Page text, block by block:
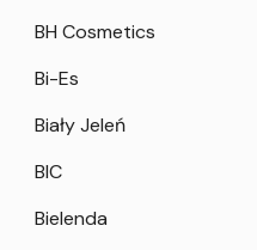
BH Cosmetics
Bi-Es
Biały Jeleń
BIC
Bielenda